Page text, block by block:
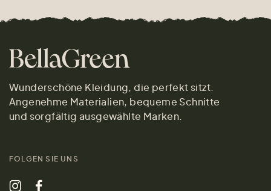
Wunderschöne Kleidung, die perfekt sitzt.
Angenehme Materialien, bequeme Schnitte
und sorgfältig ausgewählte Marken.
FOLGEN SIE UNS